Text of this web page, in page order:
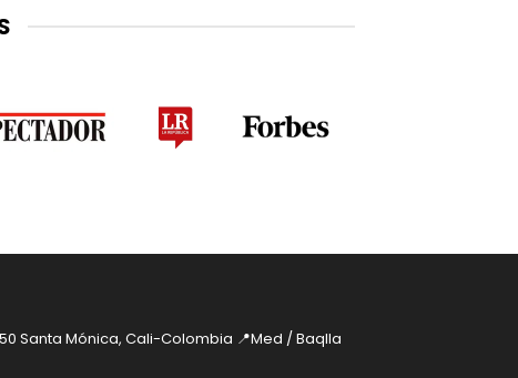
Santa Mónica, Cali-Colombia 📍Med / Baqlla